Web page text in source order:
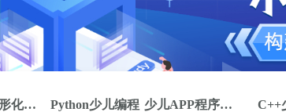
Scratch图形化编程 Python少儿编程 少儿APP程序开发 C++